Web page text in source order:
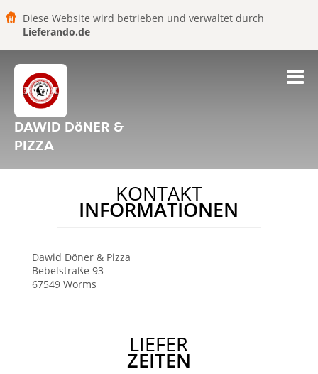
Diese Website wird betrieben und verwaltet durch
Lieferando.de
DAWID DöNER &
PIZZA
KONTAKT
INFORMATIONEN
Dawid Döner & Pizza
Bebelstraße 93
67549 Worms
LIEFER
ZEITEN